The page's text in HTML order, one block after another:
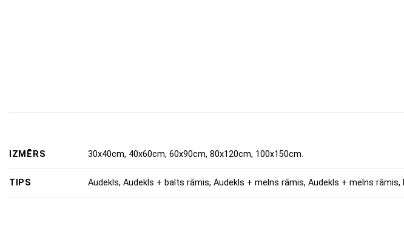
IZMĒRS 30x40cm, 40x60cm, 60x90cm, 80x120cm, 100x150cm.
TIPS Audekls, Audekls + balts rāmis, Audekls + melns rāmis, Audekls + melns